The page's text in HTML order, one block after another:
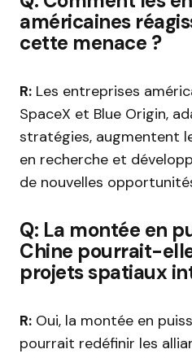
américaines
cette menace ?
R: Les entreprises
SpaceX et Blue Origin,
stratégies, augmentent
en recherche et
de nouvelles
Q: La montée en
Chine pourrait-
projets spatiaux
R: Oui, la montée en
pourrait redéfinir les